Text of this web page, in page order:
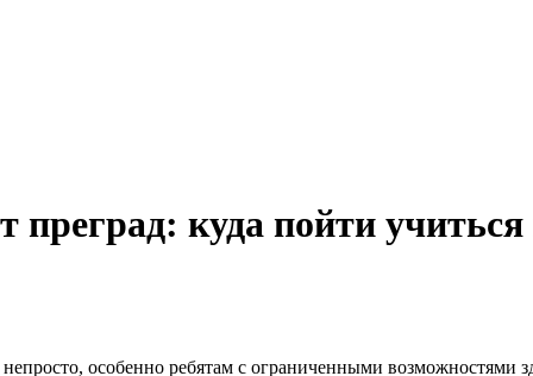
преград: куда пойти
особенно ребятам с ограниченными